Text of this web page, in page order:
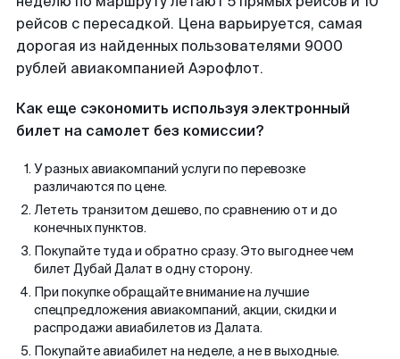
рейсов с пересадкой. Цена варьируется, самая
дорогая из найденных пользователями 9000
рублей авиакомпанией Аэрофлот.
Как еще сэкономить используя электронный
билет на самолет без комиссии?
У разных авиакомпаний услуги по перевозке
различаются по цене.
Лететь транзитом дешево, по сравнению от и до
конечных пунктов.
Покупайте туда и обратно сразу. Это выгоднее чем
билет Дубай Далат в одну сторону.
При покупке обращайте внимание на лучшие
спецпредложения авиакомпаний, акции, скидки и
распродажи авиабилетов из Далата.
Покупайте авиабилет на неделе, а не в выходные.